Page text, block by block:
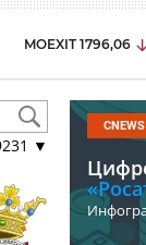
MOEXIT 1796,06
▼